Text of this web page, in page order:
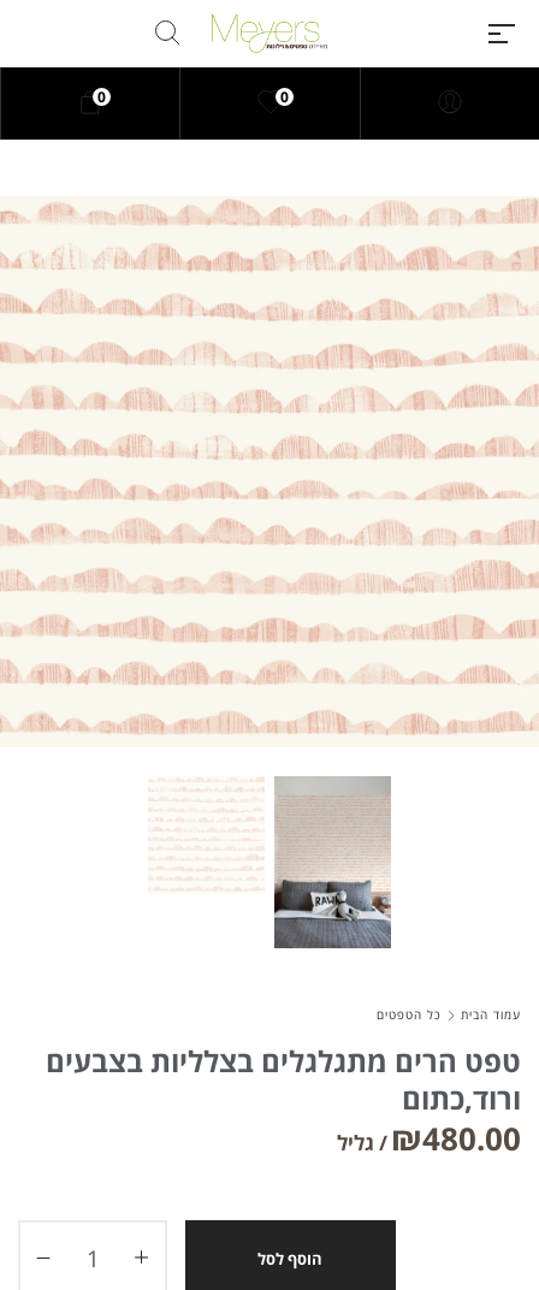
Millions of people around the
world visit Envato to buy and sell
creative assets, use smart design
even hire freelancers. With an
industry-leading marketplace
paired with an unlimited
subscription service, Envato
helps creatives like you get
projects done faster.
About Envato
Careers
Privacy Policy
Community
Forums
0
0
עמוד הבית כל הטפטים
טפט הרים מתגלגלים בצלליות בצבעים
ורוד,כתום
₪480.00
הוסף לסל